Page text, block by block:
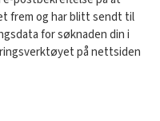
frem og har blitt sendt til
for søknaden din i
på nettsiden